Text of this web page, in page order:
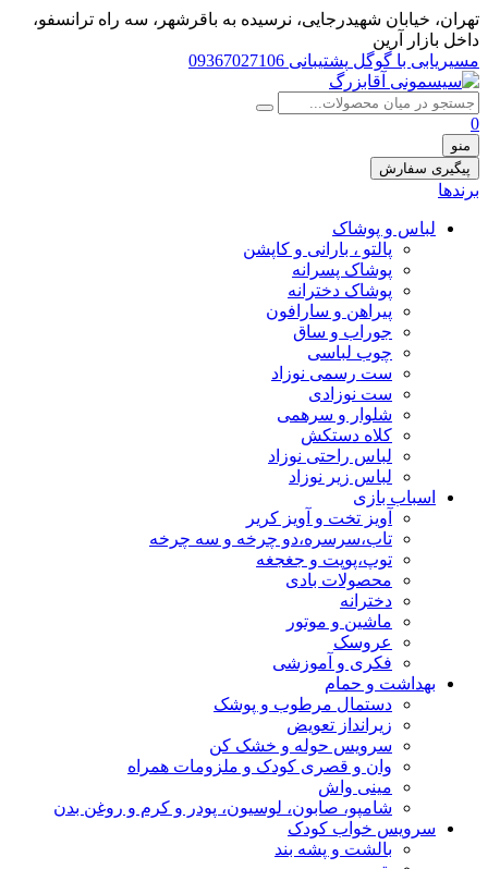
تهران، خيابان شهيدرجايى، نرسیده به باقرشهر، سه راه ترانسفو،
داخل بازار آرین
مسیریابی با گوگل پشتیبانی 09367027106
0
منو
پیگیری سفارش
برندها
لباس و پوشاک
پالتو ، بارانی و کاپشن
پوشاک پسرانه
پوشاک دخترانه
پیراهن و سارافون
جوراب و ساق
چوب لباسی
ست رسمی نوزاد
ست نوزادی
شلوار و سرهمی
کلاه دستکش
لباس راحتی نوزاد
لباس زیر نوزاد
اسباب بازی
آویز تخت و آویز کریر
تاب،سرسره،دو چرخه و سه چرخه
توپ،پوپت و جغجغه
محصولات بادی
دخترانه
ماشین و موتور
عروسک
فکری و آموزشی
بهداشت و حمام
دستمال مرطوب و پوشک
زیرانداز تعویض
سرویس حوله و خشک کن
وان و قصری کودک و ملزومات همراه
مینی واش
شامپو، صابون، لوسیون، پودر و کرم و روغن بدن
سرویس خواب کودک
بالشت و پشه بند